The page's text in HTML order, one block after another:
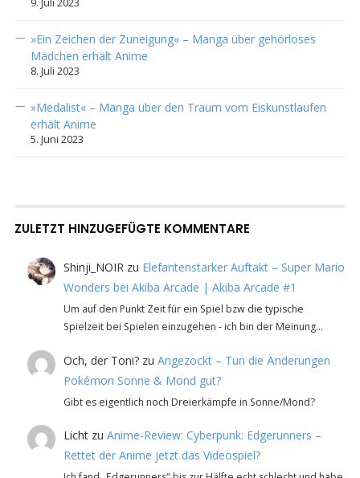
9. Juli 2023
»Ein Zeichen der Zuneigung« – Manga über gehörloses
Mädchen erhält Anime
8. Juli 2023
»Medalist« – Manga über den Traum vom Eiskunstlaufen
erhält Anime
5. Juni 2023
ZULETZT HINZUGEFÜGTE KOMMENTARE
Shinji_NOIR zu Elefantenstarker Auftakt – Super Mario
Wonders bei Akiba Arcade | Akiba Arcade #1
Um auf den Punkt Zeit für ein Spiel bzw die typische
Spielzeit bei Spielen einzugehen - ich bin der Meinung…
Och, der Toni? zuAngezockt – Tun die Änderungen
Pokémon Sonne & Mond gut?
Gibt es eigentlich noch Dreierkämpfe in Sonne/Mond?
Licht zuAnime-Review: Cyberpunk: Edgerunners –
Rettet der Anime jetzt das Videospiel?